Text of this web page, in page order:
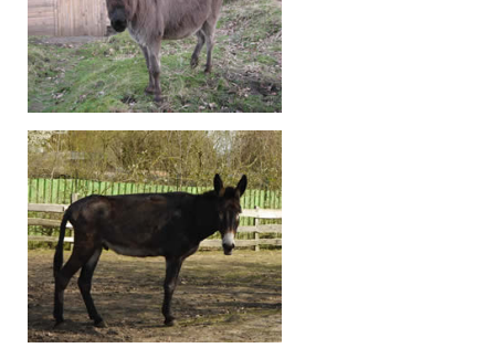
PROJEKTE
Permakulturgarten
Naturkinderladen Die Eselfreunde
Sanierung des Stadtteilbauernhofs
ARCHIV
"Mitreden, Mitmachen, Mitgestalten
Naturentdeckerprojekt "Summ, summ und Iaah"
Outdorrküche/Inklusion